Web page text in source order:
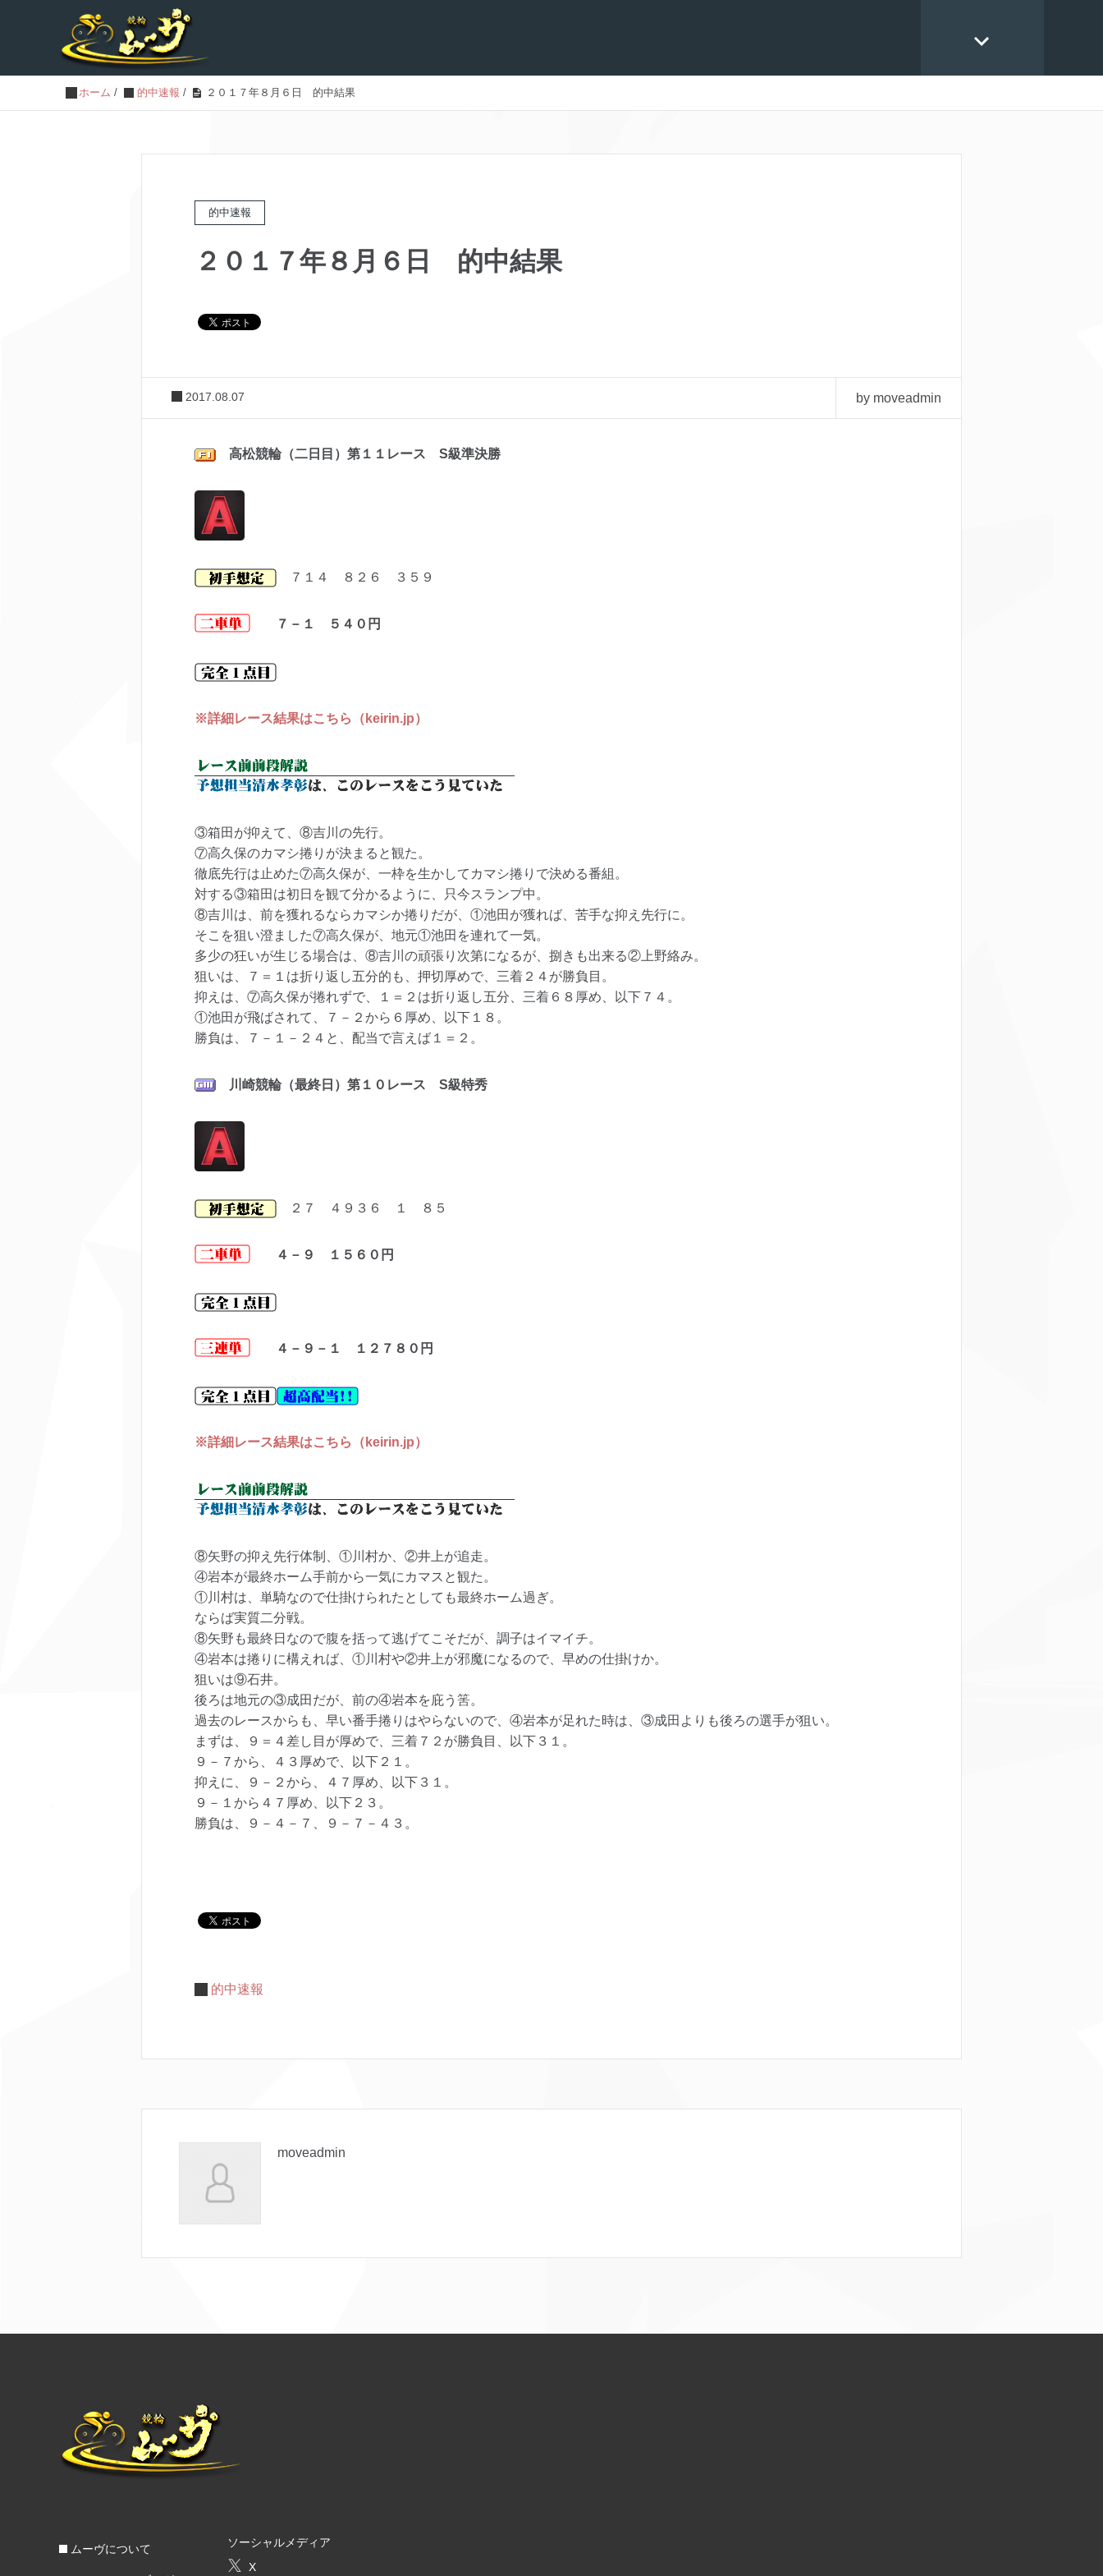
ホーム / 的中速報 / ２０１７年８月６日 的中結果
的中速報
２０１７年８月６日 的中結果
2017.08.07 by moveadmin
高松競輪（二日目）第１１レース S級準決勝
７１４ ８２６ ３５９
７－１ ５４０ 円
※詳細レース結果はこちら（keirin.jp）
③箱田が抑えて、⑧吉川の先行。
⑦高久保のカマシ捲りが決まると観た。
徹底先行は止めた⑦高久保が、一枠を生かしてカマシ捲りで決める番組。
対する③箱田は初日を観て分かるように、只今スランプ中。
⑧吉川は、前を獲れるならカマシか捲りだが、①池田が獲れば、苦手な抑え先行に。
そこを狙い澄ました⑦高久保が、地元①池田を連れて一気。
多少の狂いが生じる場合は、⑧吉川の頑張り次第になるが、捌きも出来る②上野絡み。
狙いは、７＝１は折り返し五分的も、押切厚めで、三着２４が勝負目。
抑えは、⑦高久保が捲れずで、１＝２は折り返し五分、三着６８厚め、以下７４。
①池田が飛ばされて、７－２から６厚め、以下１８。
勝負は、７－１－２４と、配当で言えば１＝２。
川崎競輪（最終日）第１０レース S級特秀
２７ ４９３６ １ ８５
４－９ １５６０ 円
４－９－１ １２７８０ 円
※詳細レース結果はこちら（keirin.jp）
⑧矢野の抑え先行体制、①川村か、②井上が追走。
④岩本が最終ホーム手前から一気にカマスと観た。
①川村は、単騎なので仕掛けられたとしても最終ホーム過ぎ。
ならば実質二分戦。
⑧矢野も最終日なので腹を括って逃げてこそだが、調子はイマイチ。
④岩本は捲りに構えれば、①川村や②井上が邪魔になるので、早めの仕掛けか。
狙いは⑨石井。
後ろは地元の③成田だが、前の④岩本を庇う筈。
過去のレースからも、早い番手捲りはやらないので、④岩本が足れた時は、③成田よりも後ろの選手が狙い。
まずは、９＝４差し目が厚めで、三着７２が勝負目、以下３１。
９－７から、４３厚めで、以下２１。
抑えに、９－２から、４７厚め、以下３１。
９－１から４７厚め、以下２３。
勝負は、９－４－７、９－７－４３。
的中速報
moveadmin
ムーヴについて
ソーシャルメディア
X